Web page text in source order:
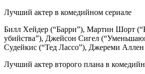
Лучший актер в комедийном сериале
Билл Хейдер (“Барри”), Мартин Шорт
убийства”), Джейсон Сигел
Судейкис (“Тед Лассо”), Джереми
Лучший актер второго плана в